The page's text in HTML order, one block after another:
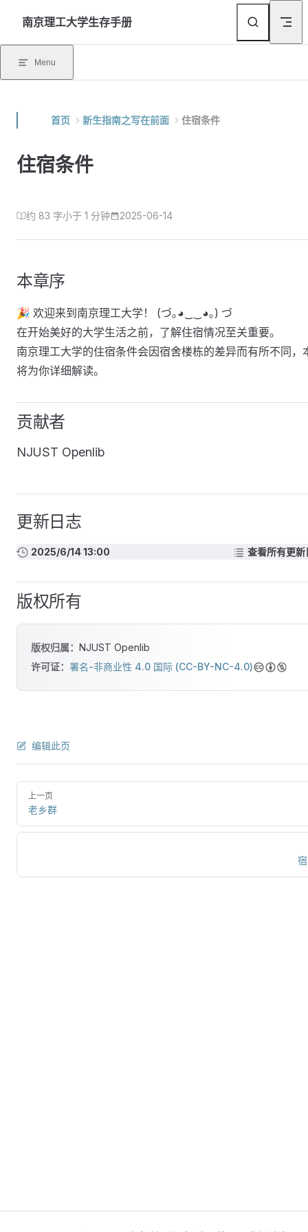
Skip to content
南京理工大学生存手册
Menu
首页 新生指南之写在前面 住宿条件
住宿条件
约 83 字小于 1 分钟 2025-06-14
本章序
🎉 欢迎来到南京理工大学！ (づ｡◕‿‿◕｡) づ
在开始美好的大学生活之前，了解住宿情况至关重要。
南京理工大学的住宿条件会因宿舍楼栋的差异而有所不同，
将为你详细解读。
贡献者
NJUST Openlib
更新日志
2025/6/14 13:00 查看所有更新
版权所有
版权归属： NJUST Openlib
许可证： 署名-非商业性 4.0 国际 (CC-BY-NC-4.0)
编辑此页
上一页
老乡群